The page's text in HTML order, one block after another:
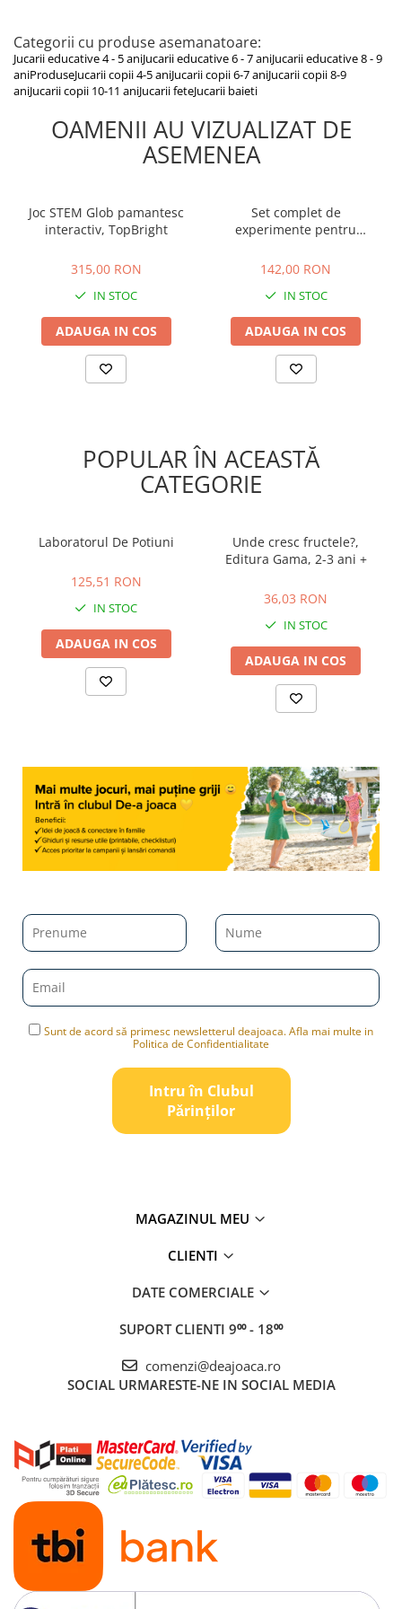
Categorii cu produse asemanatoare:
Jucarii educative 4 - 5 aniJucarii educative 6 - 7 aniJucarii educative 8 - 9
aniProduseJucarii copii 4-5 aniJucarii copii 6-7 aniJucarii copii 8-9
aniJucarii copii 10-11 aniJucarii feteJucarii baieti
OAMENII AU VIZUALIZAT DE
ASEMENEA
Joc STEM Glob pamantesc
interactiv, TopBright
315,00 RON
IN STOC
ADAUGA IN COS
Set complet de
experimente pentru
ani
142,00 RON
IN STOC
ADAUGA IN COS
POPULAR ÎN ACEASTĂ
CATEGORIE
Laboratorul De Potiuni
125,51 RON
IN STOC
ADAUGA IN COS
Unde cresc fructele?,
Editura Gama, 2-3 ani +
36,03 RON
IN STOC
ADAUGA IN COS
Sunt de acord să primesc newsletterul deajoaca. Afla mai multe in
Politica de Confidentialitate
Intru în Clubul
Pǎrinților
MAGAZINUL MEU
CLIENTI
DATE COMERCIALE
SUPORT CLIENTI 9⁰⁰ - 18⁰⁰
comenzi@deajoaca.ro
SOCIAL URMARESTE-NE IN SOCIAL MEDIA